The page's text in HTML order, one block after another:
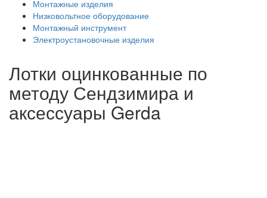
Монтажные изделия
Низковольтное оборудование
Монтажный инструмент
Электроустановочные изделия
Лотки оцинкованные по
методу Сендзимира и
аксессуары Gerda